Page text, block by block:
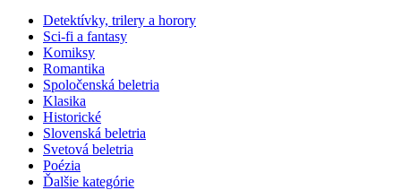
Detektívky, trilery a horory
Sci-fi a fantasy
Komiksy
Romantika
Spoločenská beletria
Klasika
Historické
Slovenská beletria
Svetová beletria
Poézia
Ďalšie kategórie